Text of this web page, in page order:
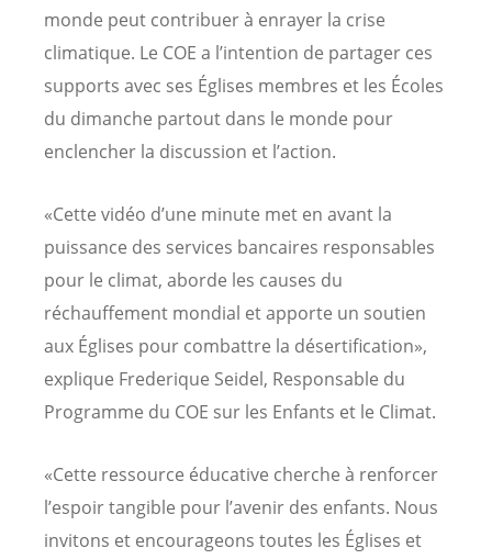
monde peut contribuer à enrayer la crise
climatique. Le COE a l’intention de partager ces
supports avec ses Églises membres et les Écoles
du dimanche partout dans le monde pour
enclencher la discussion et l’action.
«Cette vidéo d’une minute met en avant la
puissance des services bancaires responsables
pour le climat, aborde les causes du
réchauffement mondial et apporte un soutien
aux Églises pour combattre la désertification»,
explique Frederique Seidel, Responsable du
Programme du COE sur les Enfants et le Climat.
«Cette ressource éducative cherche à renforcer
l’espoir tangible pour l’avenir des enfants. Nous
invitons et encourageons toutes les Églises et